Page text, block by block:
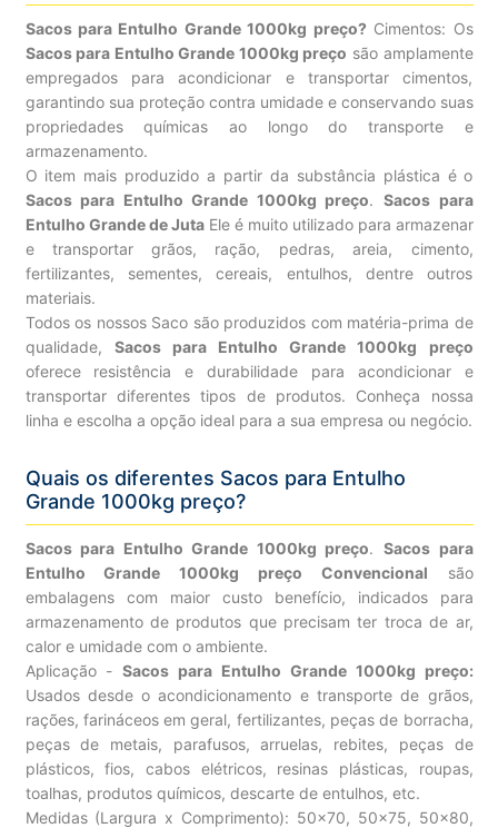
Sacos para Entulho Grande 1000kg preço? Cimentos: Os
Sacos para Entulho Grande 1000kg preço são amplamente
empregados para acondicionar e transportar cimentos,
garantindo sua proteção contra umidade e conservando suas
propriedades químicas ao longo do transporte e
armazenamento.
O item mais produzido a partir da substância plástica é o
Sacos para Entulho Grande 1000kg preço. Sacos para
Entulho Grande de JutaEle é muito utilizado para armazenar
e transportar grãos, ração, pedras, areia, cimento,
fertilizantes, sementes, cereais, entulhos, dentre outros
materiais.
Todos os nossos Saco são produzidos com matéria-prima de
qualidade, Sacos para Entulho Grande 1000kg preço
oferece resistência e durabilidade para acondicionar e
transportar diferentes tipos de produtos. Conheça nossa
linha e escolha a opção ideal para a sua empresa ou negócio.
Quais os diferentes Sacos para Entulho
Grande 1000kg preço?
Sacos para Entulho Grande 1000kg preço. Sacos para
Entulho Grande 1000kg preço Convencional são
embalagens com maior custo benefício, indicados para
armazenamento de produtos que precisam ter troca de ar,
calor e umidade com o ambiente.
Aplicação -Sacos para Entulho Grande 1000kg preço:
Usados desde o acondicionamento e transporte de grãos,
rações, farináceos em geral, fertilizantes, peças de borracha,
peças de metais, parafusos, arruelas, rebites, peças de
plásticos, fios, cabos elétricos, resinas plásticas, roupas,
toalhas, produtos químicos, descarte de entulhos, etc.
Medidas (Largura x Comprimento): 50×70, 50×75, 50×80,